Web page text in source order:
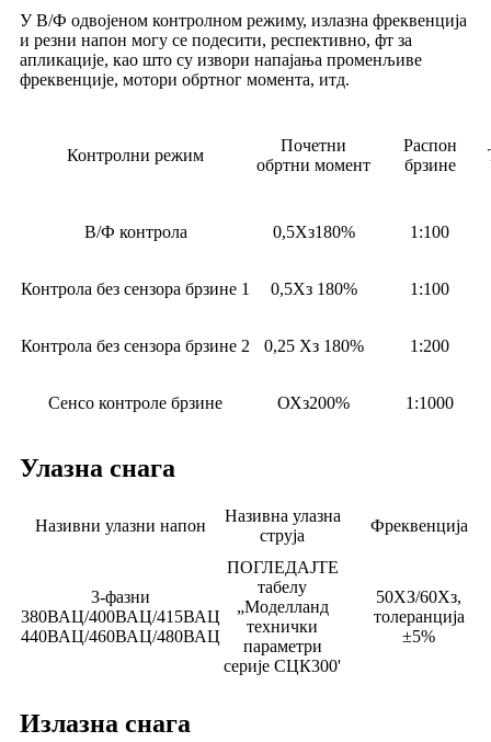
У В/Ф одвојеном контролном режиму, излазна фреквенција
и резни напон могу се подесити, респективно, фт за
апликације, као што су извори напајања променљиве
фреквенције, мотори обртног момента, итд.
Контролни режим
Почетни
обртни момент
Распон
брзине
В/Ф контрола 0,5Хз180% 1:100
Контрола без сензора брзине 1 0,5Хз 180% 1:100
Контрола без сензора брзине 2 0,25 Хз 180% 1:200
Сенсо контроле брзине ОХз200% 1:1000
Улазна снага
Називни улазни напон
Називна улазна
струја
Фреквенција
3-фазни
380ВАЦ/400ВАЦ/415ВАЦ
440ВАЦ/460ВАЦ/480ВАЦ
ПОГЛЕДАЈТЕ
табелу
„Моделланд
технички
параметри
серије СЦК300'
50ХЗ/60Хз,
толеранција
±5%
Излазна снага